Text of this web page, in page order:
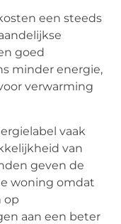
een steeds
goed
minder energie,
verwarming
vaak
van
geven de
woning omdat
op
aan een beter